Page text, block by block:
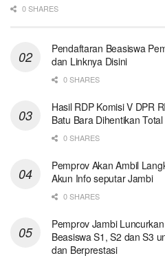
0 SHARES
Pendaftaran Beasiswa
dan Linknya Disini
0 SHARES
Hasil RDP Komisi V DPR
Batu Bara Dihentikan Total
0 SHARES
Pemprov Akan Ambil
Akun Info seputar Jambi
0 SHARES
Pemprov Jambi
Beasiswa S1, S2 dan S3
dan Berprestasi